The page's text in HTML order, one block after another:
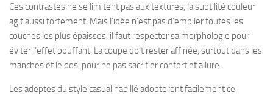
Ces contrastes ne se limitent pas aux textures, la subtilité couleur
agit aussi fortement. Mais l’idée n’est pas d’empiler toutes les
couches les plus épaisses, il faut respecter sa morphologie pour
éviter l’effet bouffant. La coupe doit rester affinée, surtout dans les
manches et le dos, pour ne pas sacrifier confort et allure.
Les adeptes du style casual habillé adopteront facilement ce